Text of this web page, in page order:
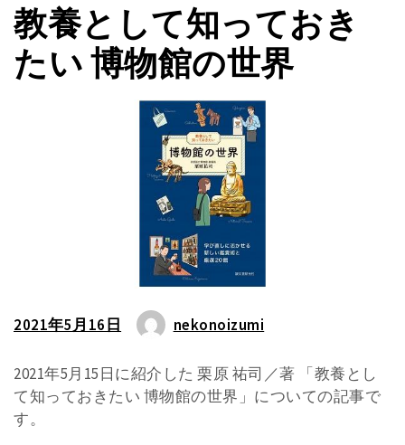
教養として知っておき
たい 博物館の世界
2021年5月16日 nekonoizumi
2021年5月15日に紹介した 栗原 祐司／著 「教養とし
て知っておきたい 博物館の世界」についての記事で
す。